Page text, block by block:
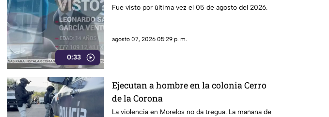
0:33
Fue visto por última vez el 05 de agosto del 2026.
agosto 07, 2026 05:29 p. m.
Ejecutan a hombre en la colonia Cerro
de la Corona
La violencia en Morelos no da tregua. La mañana de